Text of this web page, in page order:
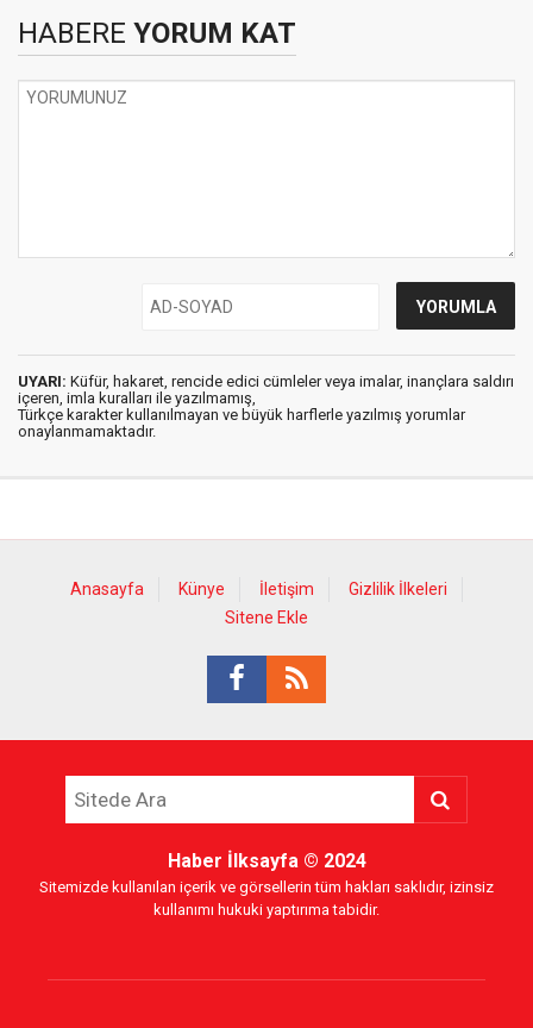
HABERE YORUM KAT
UYARI: Küfür, hakaret, rencide edici cümleler veya imalar, inançlara saldırı
içeren, imla kuralları ile yazılmamış,
Türkçe karakter kullanılmayan ve büyük harflerle yazılmış yorumlar
onaylanmamaktadır.
Anasayfa Künye İletişim
Gizlilik İlkeleri
Sitene Ekle
Haber İlksayfa© 2024
Sitemizde kullanılan içerik ve görsellerin tüm hakları saklıdır, izinsiz
kullanımı hukuki yaptırıma tabidir.